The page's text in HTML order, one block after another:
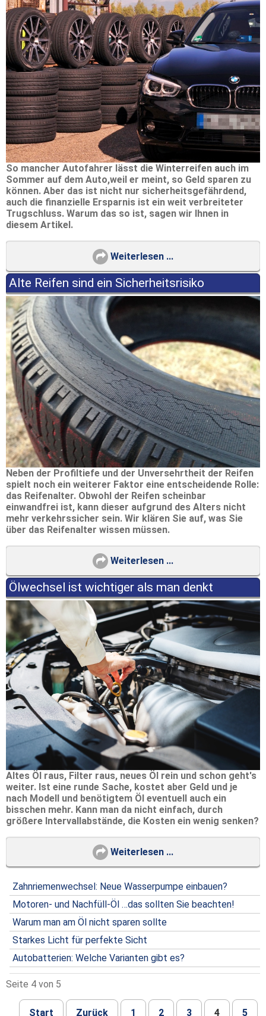
So mancher Autofahrer lässt die Winterreifen auch im
Sommer auf dem Auto,weil er meint, so Geld sparen zu
können. Aber das ist nicht nur sicherheitsgefährdend,
auch die finanzielle Ersparnis ist ein weit verbreiteter
Trugschluss. Warum das so ist, sagen wir Ihnen in
diesem Artikel.
Weiterlesen ...
Alte Reifen sind ein Sicherheitsrisiko
Neben der Profiltiefe und der Unversehrtheit der Reifen
spielt noch ein weiterer Faktor eine entscheidende Rolle:
das Reifenalter. Obwohl der Reifen scheinbar
einwandfrei ist, kann dieser aufgrund des Alters nicht
mehr verkehrssicher sein. Wir klären Sie auf, was Sie
über das Reifenalter wissen müssen.
Weiterlesen ...
Ölwechsel ist wichtiger als man denkt
Altes Öl raus, Filter raus, neues Öl rein und schon geht's
weiter. Ist eine runde Sache, kostet aber Geld und je
nach Modell und benötigtem Öl eventuell auch ein
bisschen mehr. Kann man da nicht einfach, durch
größere Intervallabstände, die Kosten ein wenig senken?
Weiterlesen ...
Zahnriemenwechsel: Neue Wasserpumpe einbauen?
Motoren- und Nachfüll-Öl …das sollten Sie beachten!
Warum man am Öl nicht sparen sollte
Starkes Licht für perfekte Sicht
Autobatterien: Welche Varianten gibt es?
Seite 4 von 5
Start Zurück 1 2 3 4 5